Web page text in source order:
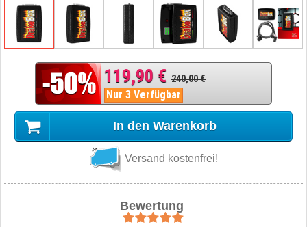
119,90 € 240,00 €
Nur 3 Verfügbar
In den Warenkorb
Versand kostenfrei!
Bewertung